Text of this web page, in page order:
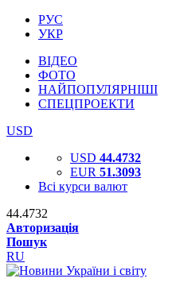
РУС
УКР
ВІДЕО
ФОТО
НАЙПОПУЛЯРНІШІ
СПЕЦПРОЕКТИ
USD
USD 44.4732
EUR 51.3093
Всі курси валют
44.4732
Авторизація
Пошук
RU